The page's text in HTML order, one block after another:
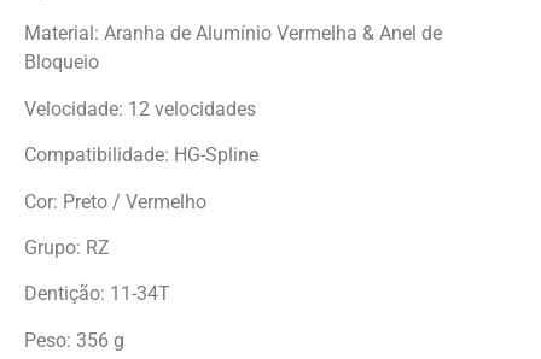
Material: Aranha de Alumínio Vermelha & Anel de
Bloqueio
Velocidade: 12 velocidades
Compatibilidade: HG-Spline
Cor: Preto / Vermelho
Grupo: RZ
Dentição: 11-34T
Peso: 356 g